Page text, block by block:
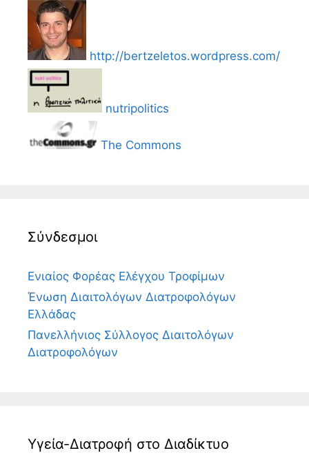
http://bertzeletos.wordpress.com/
nutripolitics
The Commons
Σύνδεσμοι
Ενιαίος Φορέας Ελέγχου Τροφίμων
Ένωση Διαιτολόγων Διατροφολόγων
Ελλάδας
Πανελλήνιος Σύλλογος Διαιτολόγων
Διατροφολόγων
Υγεία-Διατροφή στο Διαδίκτυο